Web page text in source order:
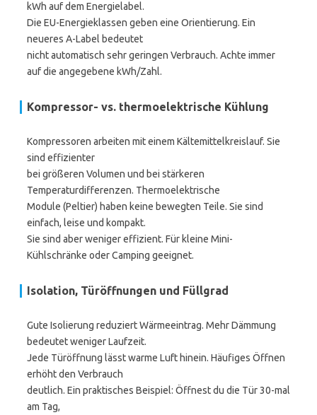
kWh auf dem Energielabel.
Die EU-Energieklassen geben eine Orientierung. Ein
neueres A-Label bedeutet
nicht automatisch sehr geringen Verbrauch. Achte immer
auf die angegebene kWh/Zahl.
Kompressor- vs. thermoelektrische Kühlung
Kompressoren arbeiten mit einem Kältemittelkreislauf. Sie
sind effizienter
bei größeren Volumen und bei stärkeren
Temperaturdifferenzen. Thermoelektrische
Module (Peltier) haben keine bewegten Teile. Sie sind
einfach, leise und kompakt.
Sie sind aber weniger effizient. Für kleine Mini-
Kühlschränke oder Camping geeignet.
Isolation, Türöffnungen und Füllgrad
Gute Isolierung reduziert Wärmeeintrag. Mehr Dämmung
bedeutet weniger Laufzeit.
Jede Türöffnung lässt warme Luft hinein. Häufiges Öffnen
erhöht den Verbrauch
deutlich. Ein praktisches Beispiel: Öffnest du die Tür 30-mal
am Tag,